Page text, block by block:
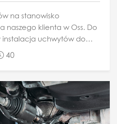
na stanowisko
naszego klienta w Oss. Do
instalacja uchwytów do
i wyświetlaczy. Zakres
40